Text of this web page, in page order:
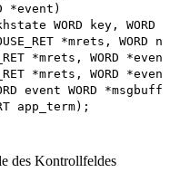
*event)
WORD key, WORD
*mrets, WORD
*mrets, WORD
*mrets, WORD
event WORD
app_term);
des Kontrollfeldes